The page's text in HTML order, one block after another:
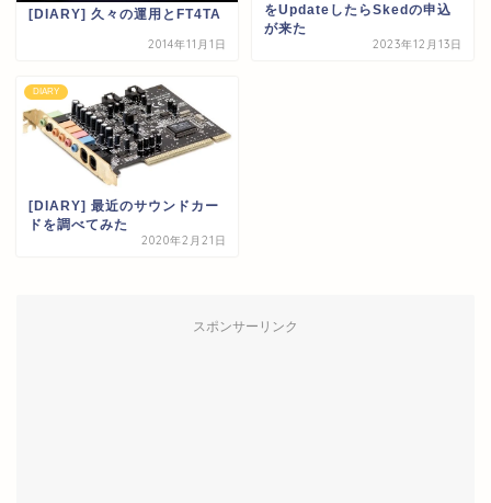
[DIARY] 久々の運用とFT4TA
2014年11月1日
をUpdateしたらSkedの申込
が来た
2023年12月13日
DIARY
[DIARY] 最近のサウンドカー
ドを調べてみた
2020年2月21日
スポンサーリンク